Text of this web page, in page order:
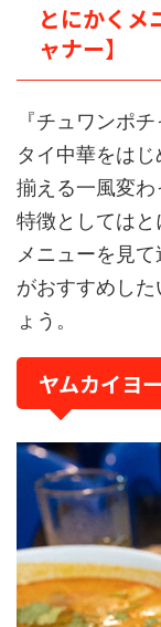
とにかくメ
ャナー】
『チュワンポ
タイ中華をは
揃える一風変わ
特徴としてはと
メニューを見
がおすすめし
ょう。
ヤムカイヨ